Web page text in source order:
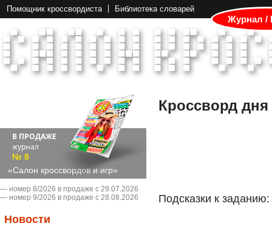
Помощник кроссвордиста Библиотека словарей
Журнал /
В ПРОДАЖЕ
журнал
№ 8
«Салон кроссвордов и игр»
― номер 8/2026 в продаже с 29.07.2026
― номер 9/2026 в продаже с 28.08.2026
Новости
Кроссворд дня
Подсказки к заданию: